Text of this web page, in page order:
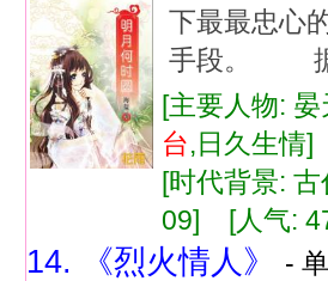
下最最忠心
手段。 据
[主要人物:
台,日久生
[时代背景:
09] [人气:
14. 《烈火情人》
-